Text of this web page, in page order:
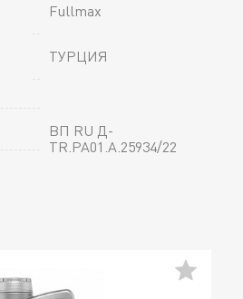
Fullmax
ТУРЦИЯ
ВП RU Д-
TR.РА01.А.25934/22